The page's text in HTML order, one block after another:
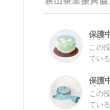
保護
資材...
この
てい
保護
「急
この
てい